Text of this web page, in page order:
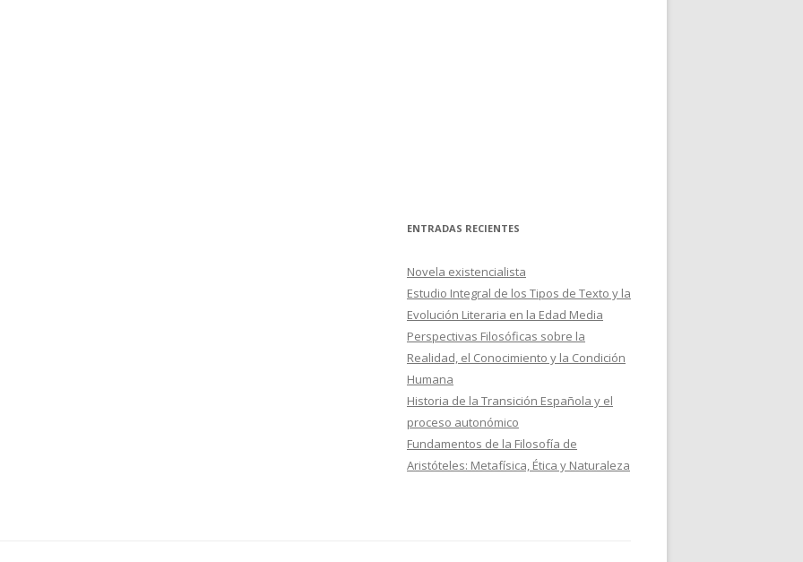
ENTRADAS RECIENTES
Novela existencialista
Estudio Integral de los Tipos de Texto y la
Evolución Literaria en la Edad Media
Perspectivas Filosóficas sobre la
Realidad, el Conocimiento y la Condición
Humana
Historia de la Transición Española y el
proceso autonómico
Fundamentos de la Filosofía de
Aristóteles: Metafísica, Ética y Naturaleza